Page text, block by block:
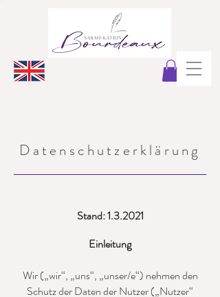
Datenschutzerklärung
Stand: 1.3.2021
Einleitung
Wir („wir“, „uns“, „unser/e“) nehmen den
Schutz der Daten der Nutzer („Nutzer“